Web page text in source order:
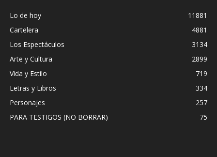
Lo de hoy
11881
Cartelera
4881
Los Espectáculos
3134
Arte y Cultura
2899
Vida y Estilo
719
Letras y Libros
334
Personajes
257
PARA TESTIGOS (NO BORRAR)
75